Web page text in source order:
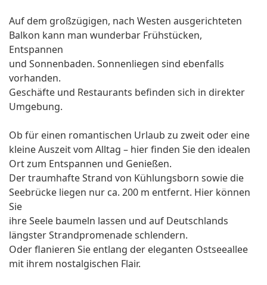
Auf dem großzügigen, nach Westen ausgerichteten
Balkon kann man wunderbar Frühstücken,
Entspannen
und Sonnenbaden. Sonnenliegen sind ebenfalls
vorhanden.
Geschäfte und Restaurants befinden sich in direkter
Umgebung.
Ob für einen romantischen Urlaub zu zweit oder eine
kleine Auszeit vom Alltag – hier finden Sie den idealen
Ort zum Entspannen und Genießen.
Der traumhafte Strand von Kühlungsborn sowie die
Seebrücke liegen nur ca. 200 m entfernt. Hier können
Sie
ihre Seele baumeln lassen und auf Deutschlands
längster Strandpromenade schlendern.
Oder flanieren Sie entlang der eleganten Ostseeallee
mit ihrem nostalgischen Flair.